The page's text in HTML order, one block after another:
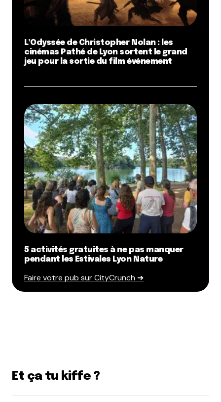
L’Odyssée de Christopher Nolan : les
cinémas Pathé de Lyon sortent le grand
jeu pour la sortie du film événement
5 activités gratuites à ne pas manquer
pendant les Estivales Lyon Nature
Faire votre pub sur CityCrunch ➔
Et ça tu kiffe ?